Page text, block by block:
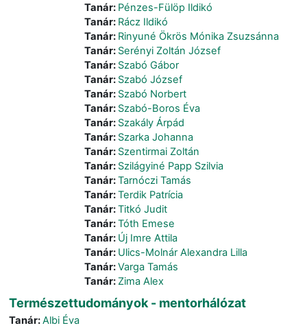
Tanár: Pénzes-Fülöp Ildikó
Tanár: Rácz Ildikó
Tanár: Rinyuné Ökrös Mónika Zsuzsánna
Tanár: Serényi Zoltán József
Tanár: Szabó Gábor
Tanár: Szabó József
Tanár: Szabó Norbert
Tanár: Szabó-Boros Éva
Tanár: Szakály Árpád
Tanár: Szarka Johanna
Tanár: Szentirmai Zoltán
Tanár: Szilágyiné Papp Szilvia
Tanár:Tarnóczi Tamás
Tanár:Terdik Patrícia
Tanár:Titkó Judit
Tanár:Tóth Emese
Tanár: Új Imre Attila
Tanár: Ulics-Molnár Alexandra Lilla
Tanár:Varga Tamás
Tanár: Zima Alex
Természettudományok - mentorhálózat
Tanár:Albi Éva